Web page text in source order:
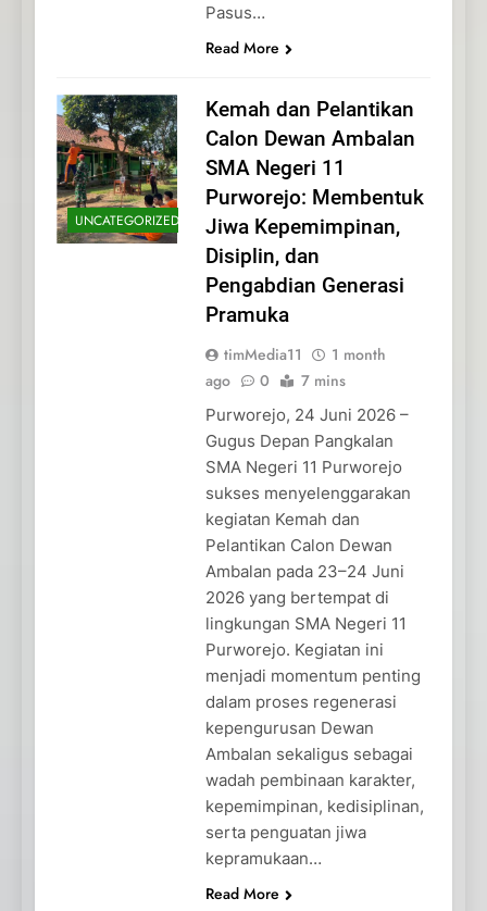
Pasus…
Read More
UNCATEGORIZED
Kemah dan Pelantikan
Calon Dewan Ambalan
SMA Negeri 11
Purworejo: Membentuk
Jiwa Kepemimpinan,
Disiplin, dan
Pengabdian Generasi
Pramuka
timMedia11
1 month
ago
0 7 mins
Purworejo, 24 Juni 2026 –
Gugus Depan Pangkalan
SMA Negeri 11 Purworejo
sukses menyelenggarakan
kegiatan Kemah dan
Pelantikan Calon Dewan
Ambalan pada 23–24 Juni
2026 yang bertempat di
lingkungan SMA Negeri 11
Purworejo. Kegiatan ini
menjadi momentum penting
dalam proses regenerasi
kepengurusan Dewan
Ambalan sekaligus sebagai
wadah pembinaan karakter,
kepemimpinan, kedisiplinan,
serta penguatan jiwa
kepramukaan…
Read More